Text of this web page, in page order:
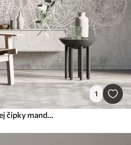
1
Detailný, zložitý vzor bielej čipky mandaly na textúrovanom pozadí sivej steny v podkroví